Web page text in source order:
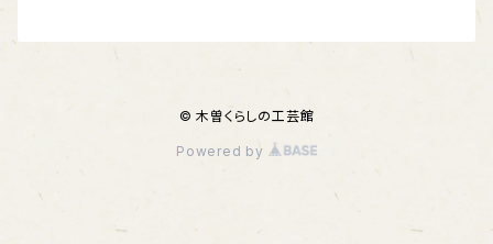
© 木曽くらしの工芸館
Powered by